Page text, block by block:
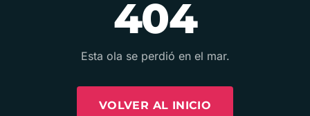
404
Esta ola se perdió en el mar.
VOLVER AL INICIO